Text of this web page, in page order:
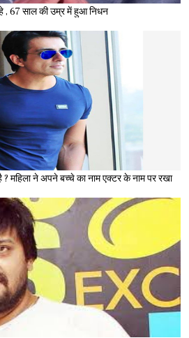
, 67 साल की उम्र में हुआ निधन
सबसे बड़ा अवॉर्ड क्या है ? महिला ने अपने बच्चे का नाम एक्टर के नाम पर रखा